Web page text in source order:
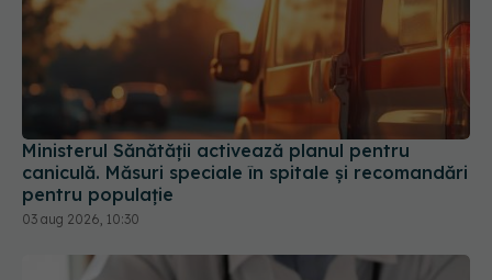
Ministerul Sănătății activează planul pentru
caniculă. Măsuri speciale în spitale și recomandări
pentru populație
03 aug 2026, 10:30